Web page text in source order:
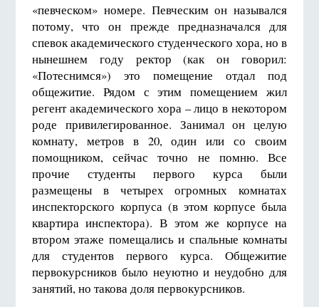
«певческом» номере. Певческим он назывался
потому, что он прежде предназначался для
спевок академического студенческого хора, но в
нынешнем году ректор (как он говорил:
«Потеснимся») это помещение отдал под
общежитие. Рядом с этим помещением жил
регент академического хора – лицо в некотором
роде привилегированное. Занимал он целую
комнату, метров в 20, один или со своим
помощником, сейчас точно не помню. Все
прочие студенты первого курса были
размещены в четырех огромных комнатах
инспекторского корпуса (в этом корпусе была
квартира инспектора). В этом же корпусе на
втором этаже помещались и спальные комнаты
для студентов первого курса. Общежитие
первокурсников было неуютно и неудобно для
занятий, но такова доля первокурсников.